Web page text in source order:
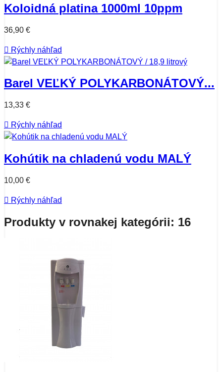
Koloidná platina 1000ml 10ppm
36,90 €
 Rýchly náhľad
Barel VEĽKÝ POLYKARBONÁTOVÝ...
13,33 €
 Rýchly náhľad
Kohútik na chladenú vodu MALÝ
10,00 €
 Rýchly náhľad
Produkty v rovnakej kategórii: 16